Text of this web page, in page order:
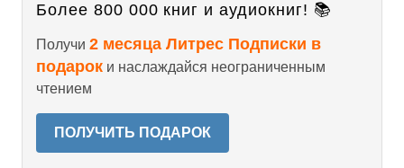
Более 800 000 книг и аудиокниг! 📚
Получи 2 месяца Литрес Подписки в
подарок и наслаждайся неограниченным
чтением
ПОЛУЧИТЬ ПОДАРОК